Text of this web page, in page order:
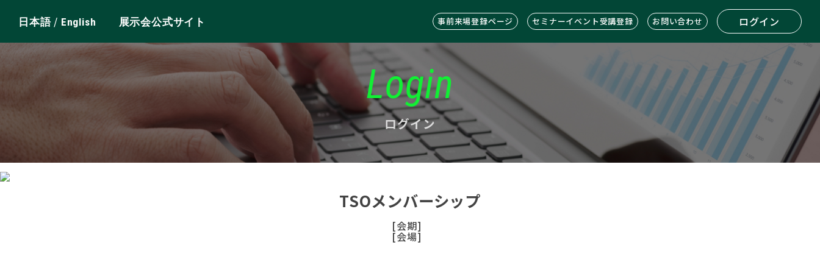
日本語/ English 展示会公式サイト 事前来場登録ページ セミナーイベント受講登録 お問い合わせ ログイン
Login
ログイン
TSOメンバーシップ
[会期]
[会場]